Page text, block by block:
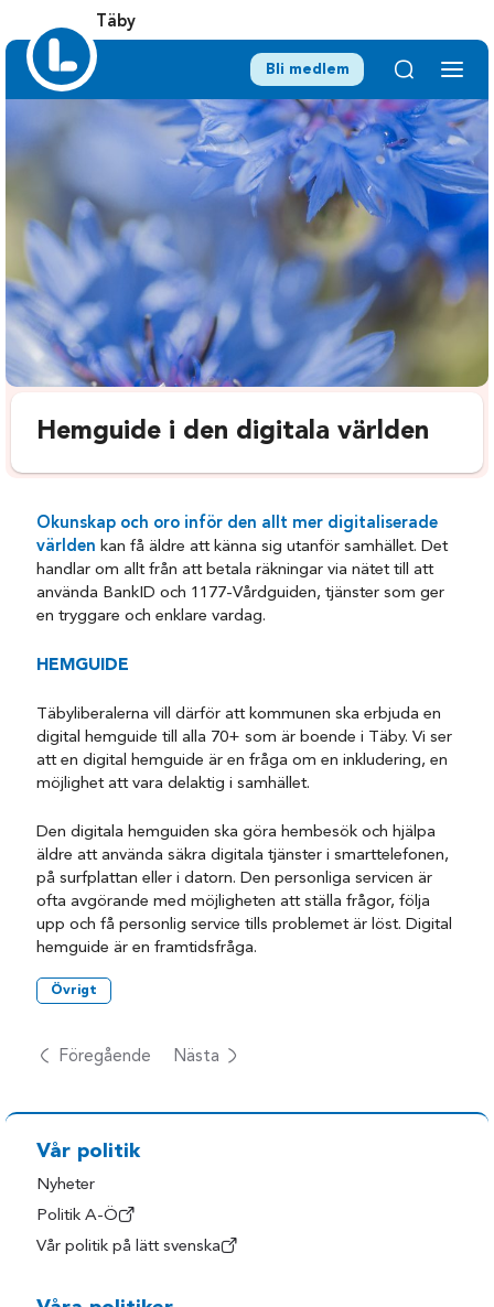
Täby
Bli medlem
Hemguide i den digitala världen
Okunskap och oro inför den allt mer digitaliserade
världen kan få äldre att känna sig utanför samhället. Det
handlar om allt från att betala räkningar via nätet till att
använda BankID och 1177-Vårdguiden, tjänster som ger
en tryggare och enklare vardag.
HEMGUIDE
Täbyliberalerna vill därför att kommunen ska erbjuda en
digital hemguide till alla 70+ som är boende i Täby. Vi ser
att en digital hemguide är en fråga om en inkludering, en
möjlighet att vara delaktig i samhället.
Den digitala hemguiden ska göra hembesök och hjälpa
äldre att använda säkra digitala tjänster i smarttelefonen,
på surfplattan eller i datorn. Den personliga servicen är
ofta avgörande med möjligheten att ställa frågor, följa
upp och få personlig service tills problemet är löst. Digital
hemguide är en framtidsfråga.
Övrigt
Föregående Nästa
Vår politik
Nyheter
Politik A-Ö
Vår politik på lätt svenska